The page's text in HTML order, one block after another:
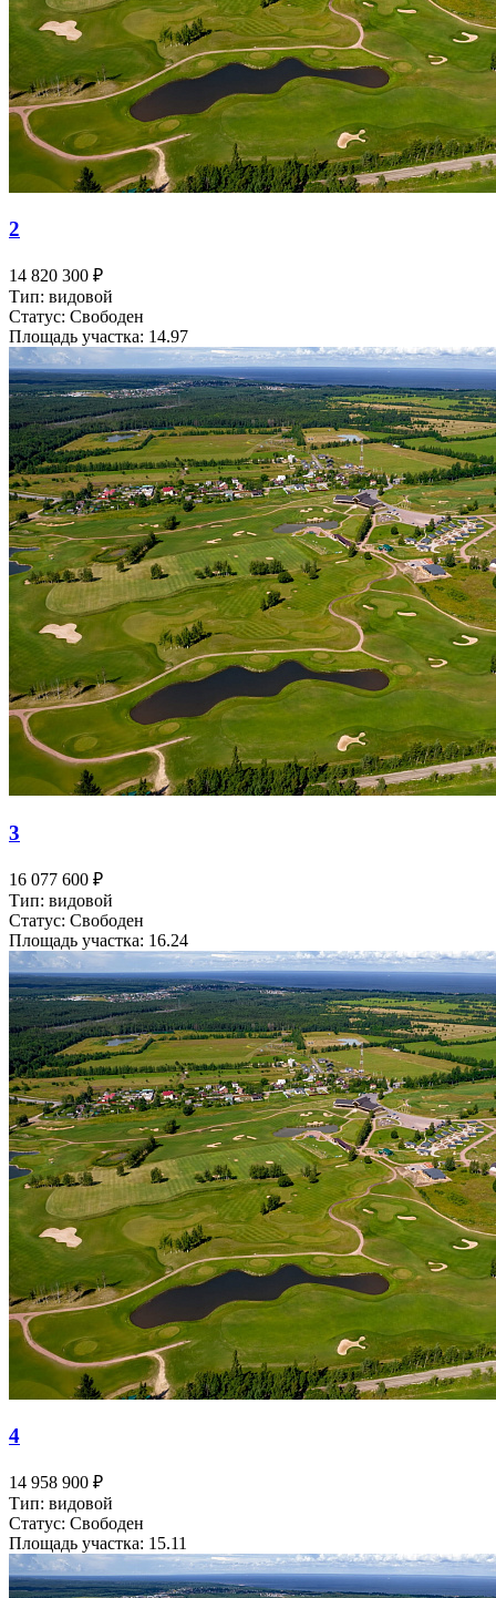
2
14 820 300 ₽
Тип: видовой
Статус: Свободен
Площадь участка: 14.97
3
16 077 600 ₽
Тип: видовой
Статус: Свободен
Площадь участка: 16.24
4
14 958 900 ₽
Тип: видовой
Статус: Свободен
Площадь участка: 15.11